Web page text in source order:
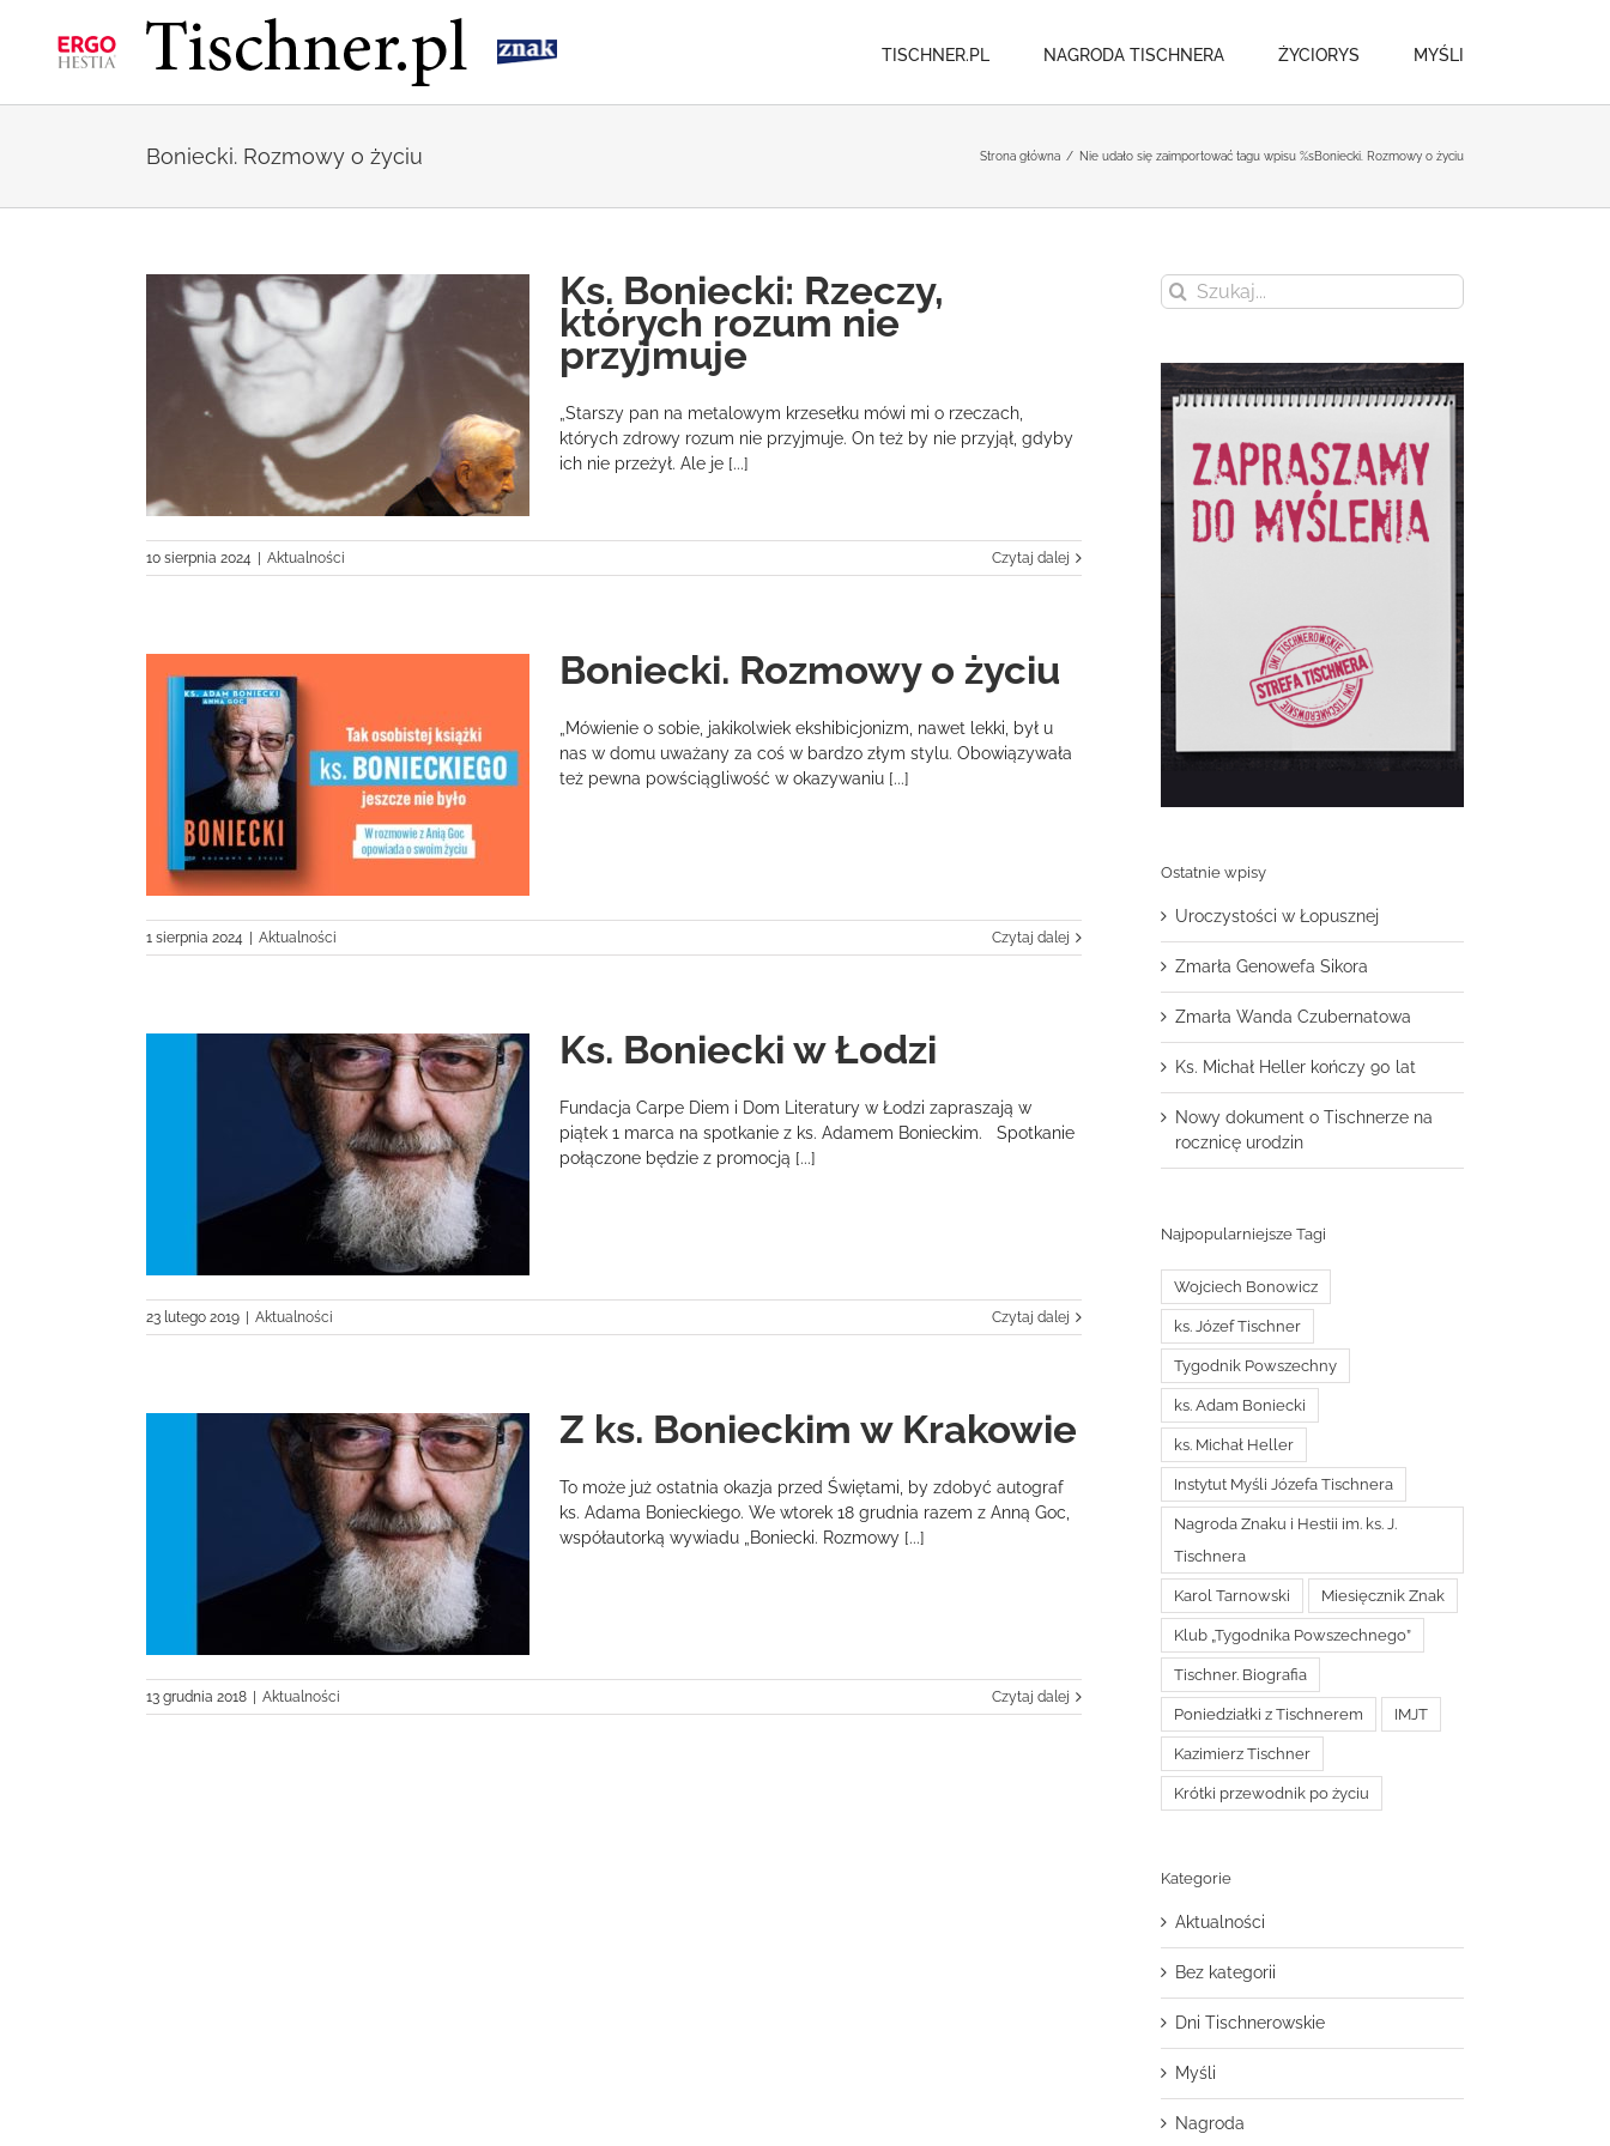
zawartości
TISCHNER.PL NAGRODA TISCHNERA ŻYCIORYS MYŚLI
Boniecki. Rozmowy o życiu Strona główna / Nie udało się zaimportować tagu wpisu %sBoniecki. Rozmowy o życiu
Ks. Boniecki: Rzeczy,
których rozum nie
przyjmuje
„Starszy pan na metalowym krzesełku mówi mi o rzeczach,
których zdrowy rozum nie przyjmuje. On też by nie przyjął, gdyby
ich nie przeżył. Ale je [...]
10 sierpnia 2024 Aktualności Czytaj dalej
Boniecki. Rozmowy o życiu
„Mówienie o sobie, jakikolwiek ekshibicjonizm, nawet lekki, był u
nas w domu uważany za coś w bardzo złym stylu. Obowiązywała
też pewna powściągliwość w okazywaniu [...]
1 sierpnia 2024 Aktualności Czytaj dalej
Ks. Boniecki w Łodzi
Fundacja Carpe Diem i Dom Literatury w Łodzi zapraszają w
piątek 1 marca na spotkanie z ks. Adamem Bonieckim. Spotkanie
połączone będzie z promocją [...]
23 lutego 2019 Aktualności Czytaj dalej
Z ks. Bonieckim w Krakowie
To może już ostatnia okazja przed Świętami, by zdobyć autograf
ks. Adama Bonieckiego. We wtorek 18 grudnia razem z Anną Goc,
współautorką wywiadu „Boniecki. Rozmowy [...]
13 grudnia 2018 Aktualności Czytaj dalej
Szukaj
Ostatnie wpisy
Uroczystości w Łopusznej
Zmarła Genowefa Sikora
Zmarła Wanda Czubernatowa
Ks. Michał Heller kończy 90 lat
Nowy dokument o Tischnerze na
rocznicę urodzin
Najpopularniejsze Tagi
Wojciech Bonowicz
ks. Józef Tischner
Tygodnik Powszechny
ks. Adam Boniecki
ks. Michał Heller
Instytut Myśli Józefa Tischnera
Nagroda Znaku i Hestii im. ks. J.
Tischnera
Karol Tarnowski Miesięcznik Znak
Klub „Tygodnika Powszechnego”
Tischner. Biografia
Poniedziałki z Tischnerem IMJT
Kazimierz Tischner
Krótki przewodnik po życiu
Kategorie
Aktualności
Bez kategorii
Dni Tischnerowskie
Myśli
Nagroda